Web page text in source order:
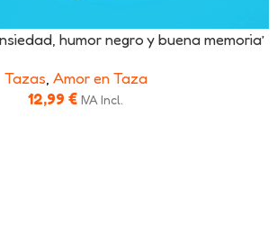
humor negro y buena memoria’
Tazas, Amor en Taza
12,99 € IVA Incl.